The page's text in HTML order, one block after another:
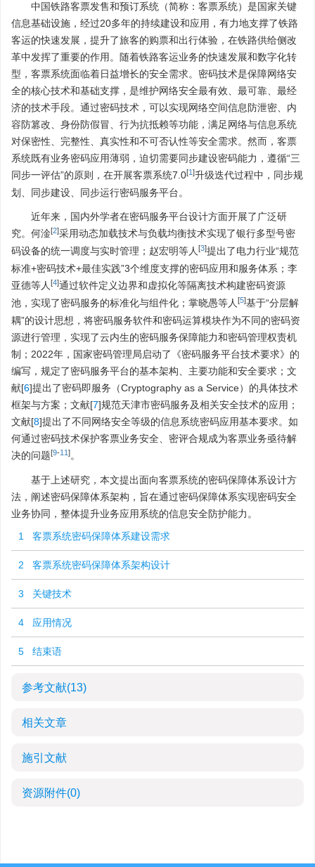
中国铁路客票发售和预订系统（简称：客票系统）是国家关键
信息基础设施，经过20多年的持续建设和应用，有力地支撑了铁路
客运的快速发展，提升了旅客的购票和出行体验，在铁路供给侧改
革中发挥了重要的作用。随着铁路客运业务的快速发展和数字化转
型，客票系统面临着日益增长的安全需求。密码技术是保障网络安
全的核心技术和基础支撑，是维护网络安全最有效、最可靠、最经
济的技术手段。通过密码技术，可以实现网络空间信息防泄密、内
容防篡改、身份防假冒、行为抗抵赖等功能，满足网络与信息系统
对保密性、完整性、真实性和不可否认性等安全需求。然而，客票
系统既有业务密码应用薄弱，迫切需要同步建设密码能力，遵循“三
同步一评估”的原则，在开展客票系统7.0[1]升级迭代过程中，同步规
划、同步建设、同步运行密码服务平台。
近年来，国内外学者在密码服务平台设计方面开展了广泛研
究。何淦[2]采用动态加载技术与负载均衡技术实现了银行多型号密
码设备的统一调度与实时管理；赵宏明等人 [3]提出了电力行业“规范
标准+密码技术+最佳实践”3个维度支撑的密码应用和服务体系；李
亚德等人 [4]通过软件定义边界和虚拟化等隔离技术构建密码资源
池，实现了密码服务的标准化与组件化；掌晓愚等人 [5]基于“分层解
耦”的设计思想，将密码服务软件和密码运算模块作为不同的密码资
源进行管理，实现了云内生的密码服务保障能力和密码管理权责机
制；2022年，国家密码管理局启动了《密码服务平台技术要求》的
编写，规定了密码服务平台的基本架构、主要功能和安全要求；文
献[6]提出了密码即服务（Cryptography as a Service）的具体技术
框架与方案；文献[7]规范天津市密码服务及相关安全技术的应用；
文献[8]提出了不同网络安全等级的信息系统密码应用基本要求。如
何通过密码技术保护客票业务安全、密评合规成为客票业务亟待解
决的问题[9-11]。
基于上述研究，本文提出面向客票系统的密码保障体系设计方
法，阐述密码保障体系架构，旨在通过密码保障体系实现密码安全
业务协同，整体提升业务应用系统的信息安全防护能力。
1 客票系统密码保障体系建设需求
2 客票系统密码保障体系架构设计
3 关键技术
4 应用情况
5 结束语
参考文献(13)
相关文章
施引文献
资源附件(0)